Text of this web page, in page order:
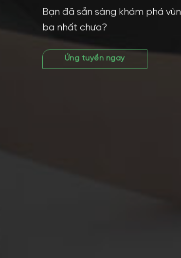
Bạn đã sẵn sàng khám phá
ba nhất chưa?
Ứng tuyển ngay